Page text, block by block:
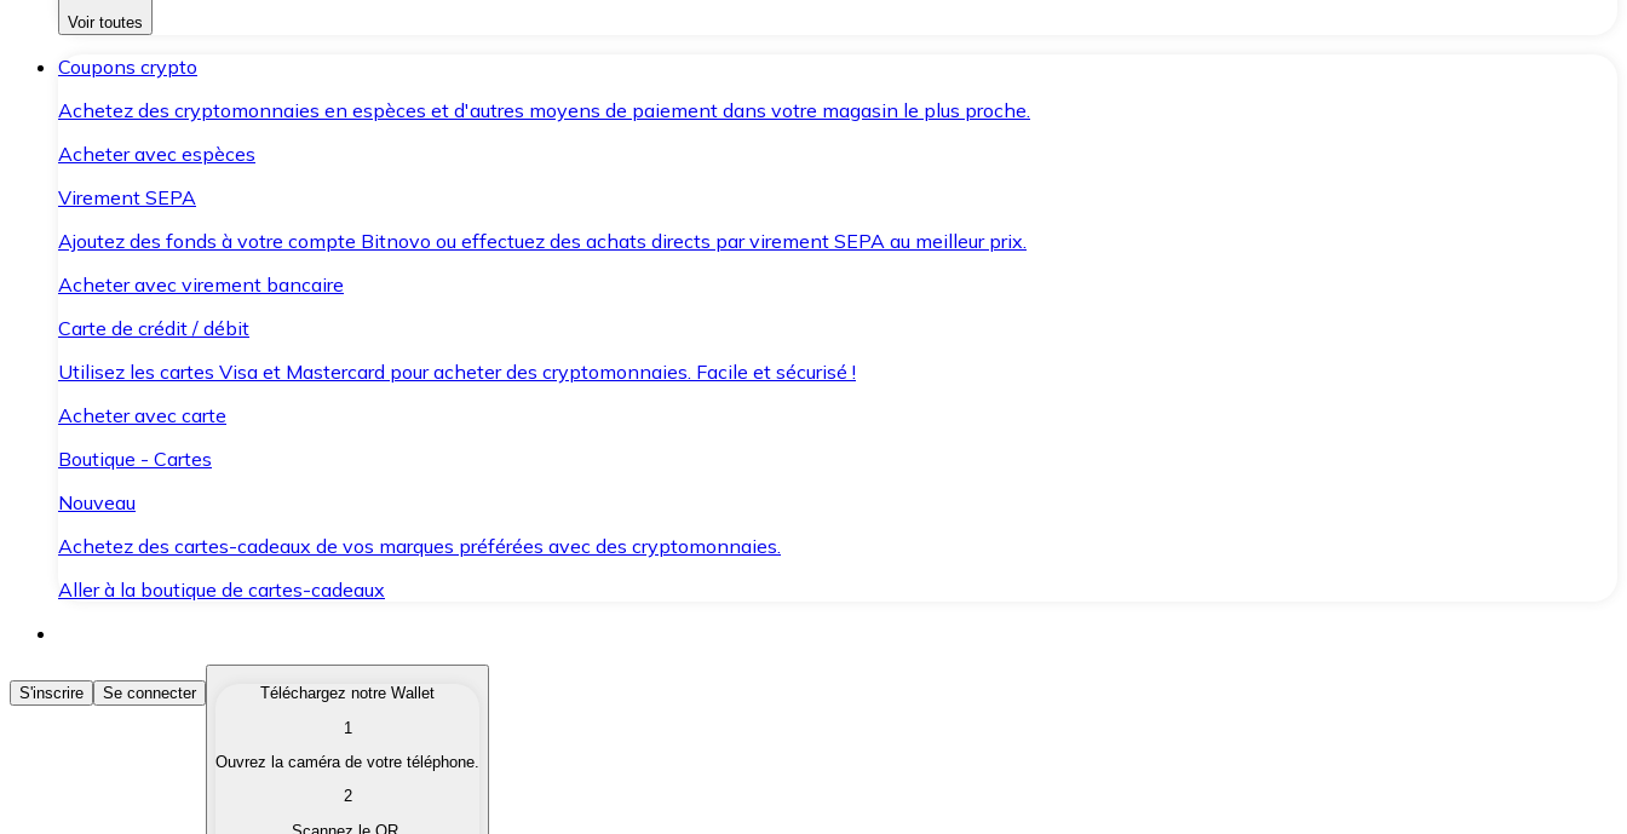
Voir toutes
Coupons crypto
Achetez des cryptomonnaies en espèces et d'autres moyens de paiement dans votre magasin le plus proche.
Acheter avec espèces
Virement SEPA
Ajoutez des fonds à votre compte Bitnovo ou effectuez des achats directs par virement SEPA au meilleur prix.
Acheter avec virement bancaire
Carte de crédit / débit
Utilisez les cartes Visa et Mastercard pour acheter des cryptomonnaies. Facile et sécurisé !
Acheter avec carte
Boutique - Cartes
Nouveau
Achetez des cartes-cadeaux de vos marques préférées avec des cryptomonnaies.
Aller à la boutique de cartes-cadeaux
Acheter des Cryptomonnaies
Achetez les cryptomonnaies qui vous intéressent rapidement et en toute sécurité.
Convertissez vos cryptomonnaies en monnaie fiduciaire lorsque vous en avez besoin.
S'inscrire Se connecter
Téléchargez notre Wallet
1
Ouvrez la caméra de votre téléphone.
2